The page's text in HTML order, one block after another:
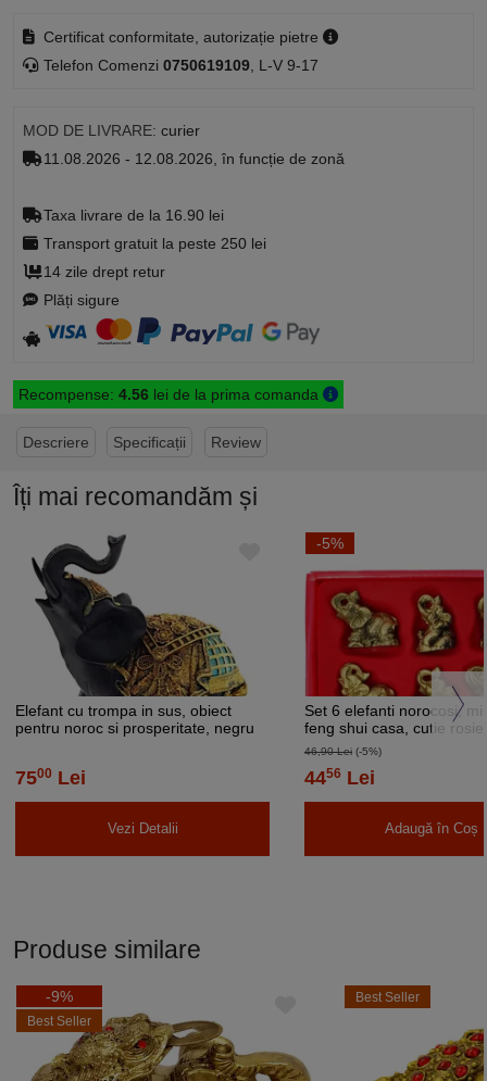
Certificat conformitate, autorizație pietre
Telefon Comenzi 0750619109, L-V 9-17
MOD DE LIVRARE: curier
11.08.2026 - 12.08.2026, în funcție de zonă
Taxa livrare de la 16.90 lei
Transport gratuit la peste 250 lei
14 zile drept retur
Plăți sigure
Recompense: 4.56lei de la prima comanda
Descriere Specificații Review
Îți mai recomandăm și
Elefant cu trompa in sus, obiect
pentru noroc si prosperitate, negru
7500 Lei
Vezi Detalii
-5%
Set 6 elefanti norocosi,
feng shui casa, cutie rosie
46,90 Lei (-5%)
4456 Lei
Adaugă în Coș
Produse similare
-9%
Best Seller
Best Seller